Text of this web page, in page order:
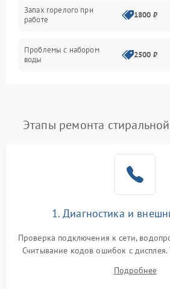
Запах горелого при
работе
1800 ₽
Проблемы с набором
воды
2500 ₽
Замена платы управления
Этапы ремонта
1. Диагностика и
Проверка подключения к сети,
Считывание кодов ошибок с дисплея.
выявления посторонних шумов,
электронного модуля
Подробнее